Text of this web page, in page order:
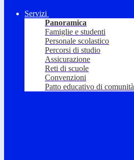
Servizi
Panoramica
Famiglie e studenti
Personale scolastico
Percorsi di studio
Assicurazione
Reti di scuole
Convenzioni
Patto educativo di comunità